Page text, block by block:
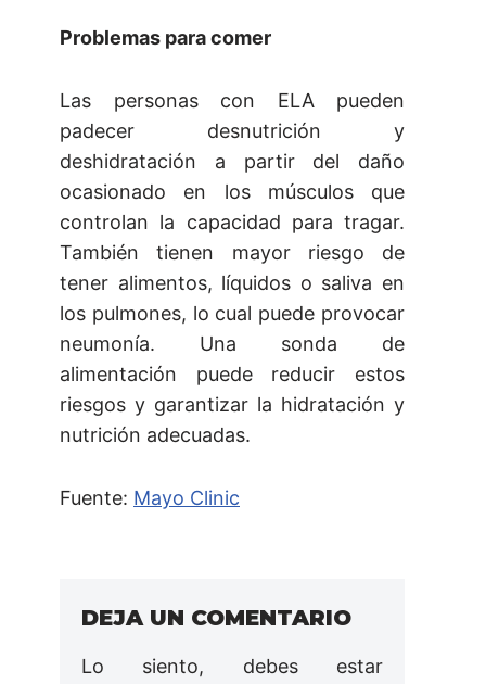
Problemas para comer
Las personas con ELA pueden
padecer desnutrición y
deshidratación a partir del daño
ocasionado en los músculos que
controlan la capacidad para tragar.
También tienen mayor riesgo de
tener alimentos, líquidos o saliva en
los pulmones, lo cual puede provocar
neumonía. Una sonda de
alimentación puede reducir estos
riesgos y garantizar la hidratación y
nutrición adecuadas.
Fuente: Mayo Clinic
DEJA UN COMENTARIO
Lo siento, debes estar